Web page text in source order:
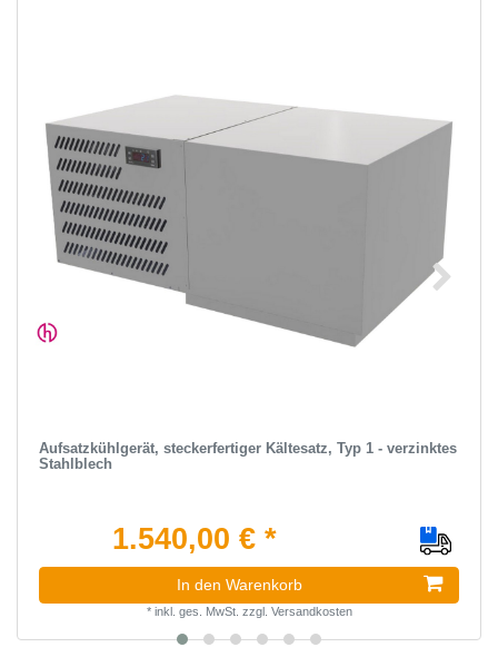
Aufsatzkühlgerät, steckerfertiger Kältesatz, Typ 1 - verzinktes
Stahlblech
1.540,00 € *
In den Warenkorb
* inkl. ges. MwSt. zzgl. Versandkosten